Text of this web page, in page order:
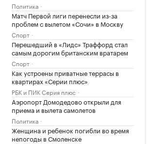
Политика
Матч Первой лиги перенесли из-за
проблем с вылетом «Сочи» в Москву
Спорт
Перешедший в «Лидс» Траффорд стал
самым дорогим британским вратарем
Спорт
Как устроены приватные террасы в
квартирах «Серии плюс»
РБК и ПИК Серия плюс
Аэропорт Домодедово открыли для
приема и вылета самолетов
Политика
Женщина и ребенок погибли во время
непогоды в Смоленске